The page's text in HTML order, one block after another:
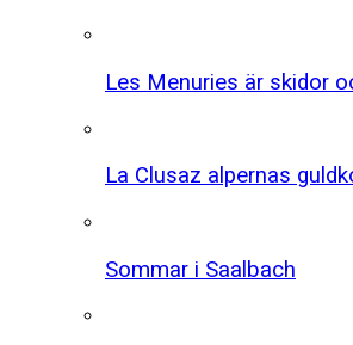
Les Menuries är skidor
La Clusaz alpernas
Sommar i Saalbach